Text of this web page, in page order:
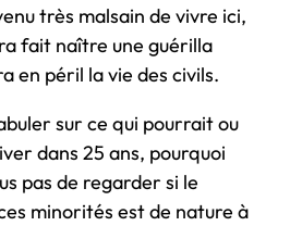
très malsain de vivre ici,
fait naître une guérilla
en péril la vie des civils.
sur ce qui pourrait ou
dans 25 ans, pourquoi
pas de regarder si le
minorités est de nature à